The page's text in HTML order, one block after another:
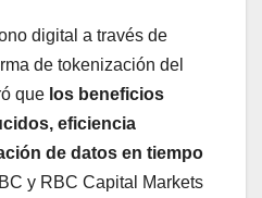
digital a través de
de tokenización del
que los beneficios
eficiencia
de datos en tiempo
y RBC Capital Markets